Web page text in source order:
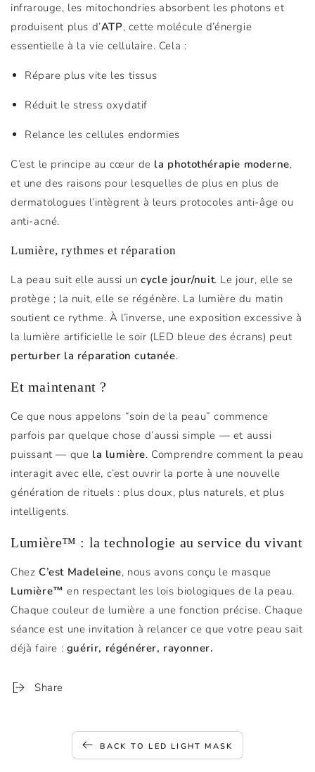
infrarouge, les mitochondries absorbent les photons et
produisent plus d’ATP, cette molécule d’énergie
essentielle à la vie cellulaire. Cela :
Répare plus vite les tissus
Réduit le stress oxydatif
Relance les cellules endormies
C’est le principe au cœur de la photothérapie moderne,
et une des raisons pour lesquelles de plus en plus de
dermatologues l’intègrent à leurs protocoles anti-âge ou
anti-acné.
Lumière, rythmes et réparation
La peau suit elle aussi uncycle jour/nuit. Le jour, elle se
protège ; la nuit, elle se régénère. La lumière du matin
soutient ce rythme. À l’inverse, une exposition excessive à
la lumière artificielle le soir (LED bleue des écrans) peut
perturber la réparation cutanée.
Et maintenant ?
Ce que nous appelons “soin de la peau” commence
parfois par quelque chose d’aussi simple — et aussi
puissant — que la lumière. Comprendre comment la peau
interagit avec elle, c’est ouvrir la porte à une nouvelle
génération de rituels : plus doux, plus naturels, et plus
intelligents.
Lumière™ : la technologie au service du vivant
Chez C’est Madeleine, nous avons conçu le masque
Lumière™ en respectant les lois biologiques de la peau.
Chaque couleur de lumière a une fonction précise. Chaque
séance est une invitation à relancer ce que votre peau sait
déjà faire : guérir, régénérer, rayonner.
Share
BACK TO LED LIGHT MASK